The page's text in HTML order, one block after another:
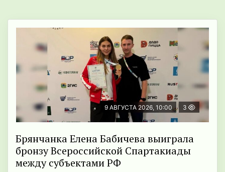
9 АВГУСТА 2026, 10:00 3
Брянчанка Елена Бабичева выиграла
бронзу Всероссийской Спартакиады
между субъектами РФ